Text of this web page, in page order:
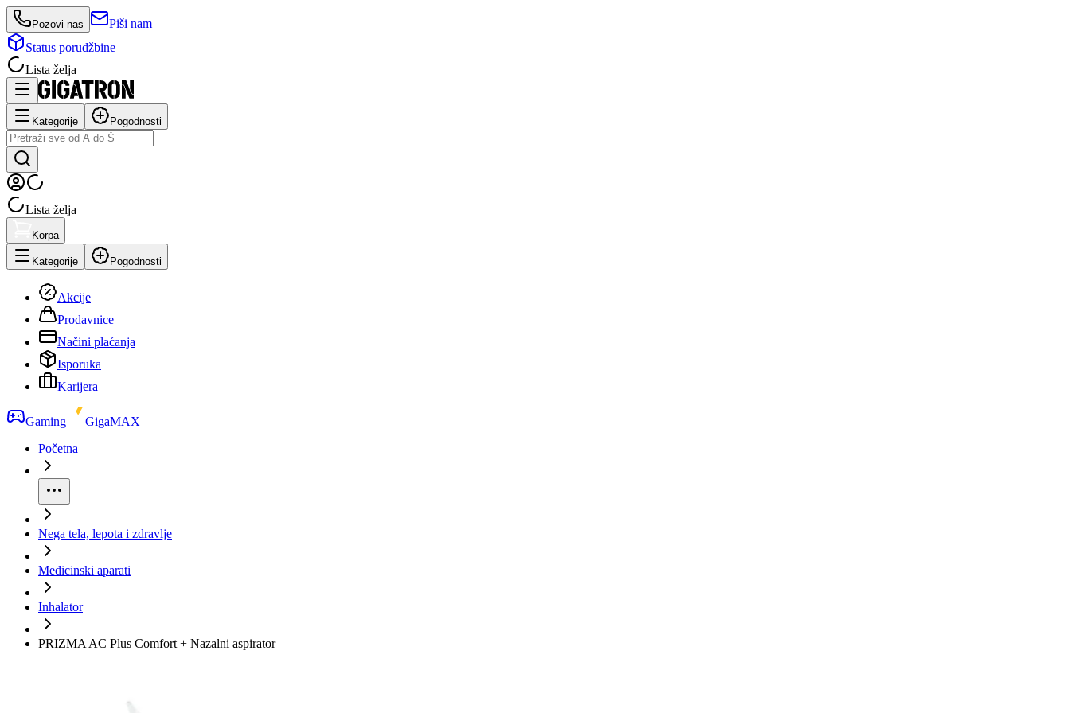
Pozovi nas
Piši nam
Status porudžbine
Lista želja
Kategorije Pogodnosti
Lista želja
Korpa
Kategorije Pogodnosti
Akcije
Prodavnice
Načini plaćanja
Isporuka
Karijera
Gaming
GigaMAX
Početna
Nega tela, lepota i zdravlje
Medicinski aparati
Inhalator
PRIZMA AC Plus Comfort + Nazalni aspirator